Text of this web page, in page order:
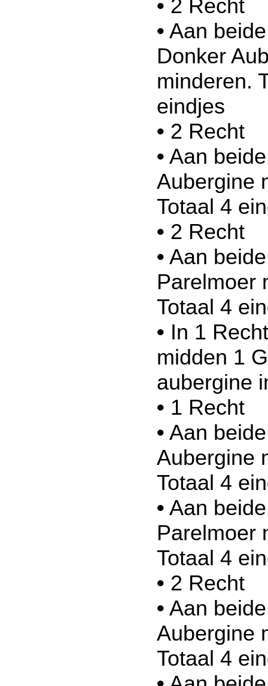
• 2 Recht
• Aan
Donker
minderen.
eindjes
• 2 Recht
• Aan
Aubergine
Totaal 4
• 2 Recht
• Aan
Parelmoer
Totaal 4
• In 1
midden 1
aubergine
• 1 Recht
• Aan
Aubergine
Totaal 4
• Aan
Parelmoer
Totaal 4
• 2 Recht
• Aan
Aubergine
Totaal 4